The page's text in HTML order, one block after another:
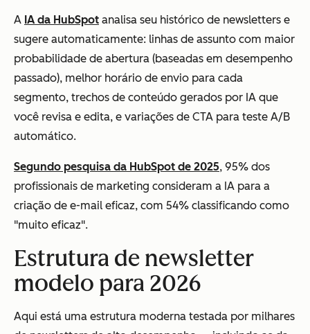
A IA da HubSpot analisa seu histórico de newsletters e
sugere automaticamente: linhas de assunto com maior
probabilidade de abertura (baseadas em desempenho
passado), melhor horário de envio para cada
segmento, trechos de conteúdo gerados por IA que
você revisa e edita, e variações de CTA para teste A/B
automático.
Segundo pesquisa da HubSpot de 2025, 95% dos
profissionais de marketing consideram a IA para a
criação de e-mail eficaz, com 54% classificando como
"muito eficaz".
Estrutura de newsletter
modelo para 2026
Aqui está uma estrutura moderna testada por milhares